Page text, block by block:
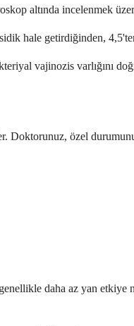
altında incelenmek
hale getirdiğinden,
vajinozis varlığını
Doktorunuz, özel
daha az yan etkiye